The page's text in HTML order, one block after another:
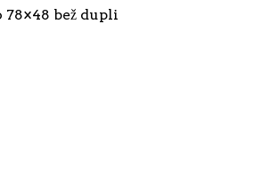
78×48 bež dupli